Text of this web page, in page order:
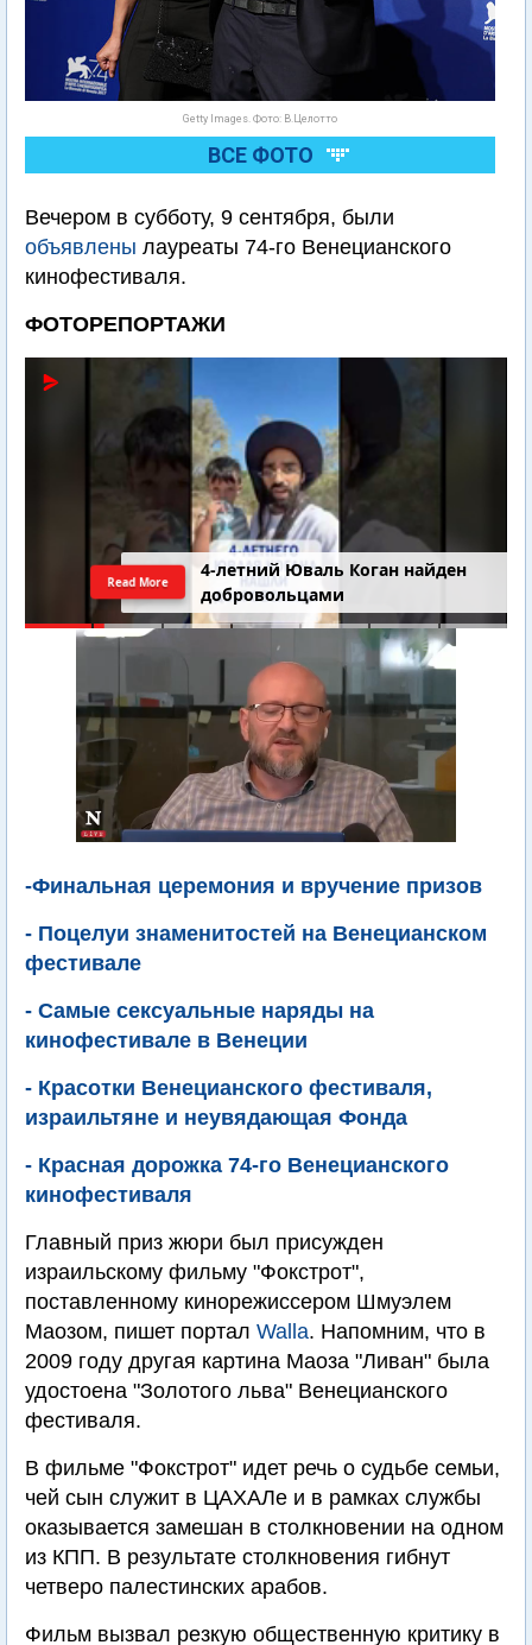
Getty Images. Фото: В.Целотто
ВСЕ ФОТО
Вечером в субботу, 9 сентября, были
объявлены лауреаты 74-го Венецианского
кинофестиваля.
ФОТОРЕПОРТАЖИ
4-летний Юваль Коган найден
добровольцами
Read More
-Финальная церемония и вручение призов
- Поцелуи знаменитостей на Венецианском
фестивале
- Самые сексуальные наряды на
кинофестивале в Венеции
- Красотки Венецианского фестиваля,
израильтяне и неувядающая Фонда
- Красная дорожка 74-го Венецианского
кинофестиваля
Главный приз жюри был присужден
израильскому фильму "Фокстрот",
поставленному кинорежиссером Шмуэлем
Маозом, пишет портал Walla. Напомним, что в
2009 году другая картина Маоза "Ливан" была
удостоена "Золотого льва" Венецианского
фестиваля.
В фильме "Фокстрот" идет речь о судьбе семьи,
чей сын служит в ЦАХАЛе и в рамках службы
оказывается замешан в столкновении на одном
из КПП. В результате столкновения гибнут
четверо палестинских арабов.
Фильм вызвал резкую общественную критику в